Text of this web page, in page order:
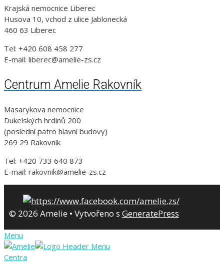
Krajská nemocnice Liberec
Husova 10, vchod z ulice Jablonecká
460 63 Liberec
Tel: +420 608 458 277
E-mail: liberec@amelie-zs.cz
Centrum Amelie Rakovník
Masarykova nemocnice
Dukelských hrdinů 200
(poslední patro hlavní budovy)
269 29 Rakovník
Tel: +420 733 640 873
E-mail: rakovnik@amelie-zs.cz
© 2026 Amelie • Vytvořeno s GeneratePress
Menu
Centra